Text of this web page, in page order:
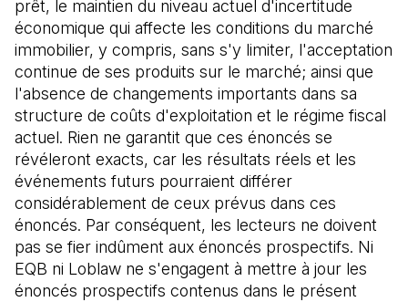
prêt, le maintien du niveau actuel d'incertitude
économique qui affecte les conditions du marché
immobilier, y compris, sans s'y limiter, l'acceptation
continue de ses produits sur le marché; ainsi que
l'absence de changements importants dans sa
structure de coûts d'exploitation et le régime fiscal
actuel. Rien ne garantit que ces énoncés se
révéleront exacts, car les résultats réels et les
événements futurs pourraient différer
considérablement de ceux prévus dans ces
énoncés. Par conséquent, les lecteurs ne doivent
pas se fier indûment aux énoncés prospectifs. Ni
EQB ni Loblaw ne s'engagent à mettre à jour les
énoncés prospectifs contenus dans le présent